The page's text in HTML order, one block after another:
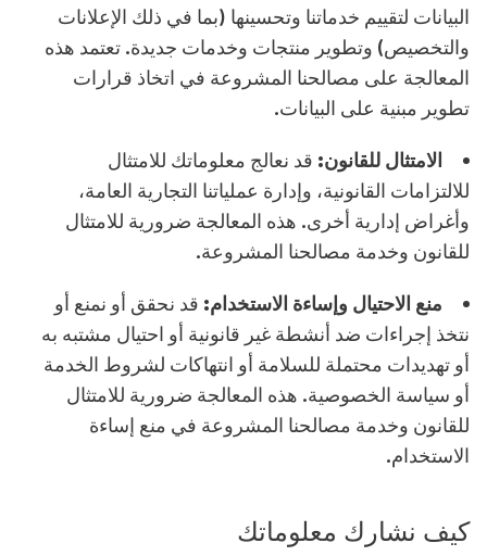
البيانات لتقييم خدماتنا وتحسينها (بما في ذلك الإعلانات
والتخصيص) وتطوير منتجات وخدمات جديدة. تعتمد هذه
المعالجة على مصالحنا المشروعة في اتخاذ قرارات
تطوير مبنية على البيانات.
الامتثال للقانون: قد نعالج معلوماتك للامتثال
للالتزامات القانونية، وإدارة عملياتنا التجارية العامة،
وأغراض إدارية أخرى. هذه المعالجة ضرورية للامتثال
للقانون وخدمة مصالحنا المشروعة.
منع الاحتيال وإساءة الاستخدام: قد نحقق أو نمنع أو
نتخذ إجراءات ضد أنشطة غير قانونية أو احتيال مشتبه به
أو تهديدات محتملة للسلامة أو انتهاكات لشروط الخدمة
أو سياسة الخصوصية. هذه المعالجة ضرورية للامتثال
للقانون وخدمة مصالحنا المشروعة في منع إساءة
الاستخدام.
كيف نشارك معلوماتك